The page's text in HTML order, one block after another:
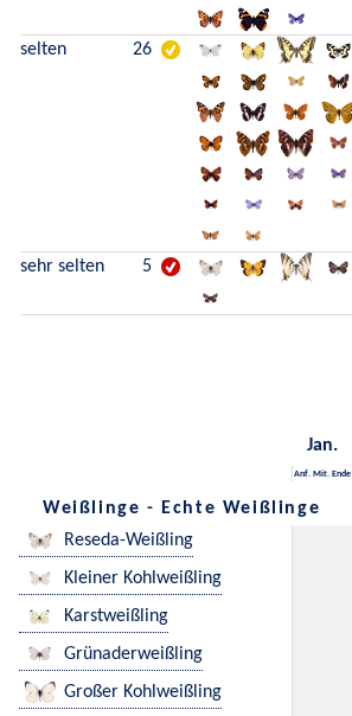
selten 26
sehr selten 5
Jan.
Anf. Mit. Ende
Weißlinge - Echte Weißlinge
Reseda-Weißling
Kleiner Kohlweißling
Karstweißling
Grünaderweißling
Großer Kohlweißling